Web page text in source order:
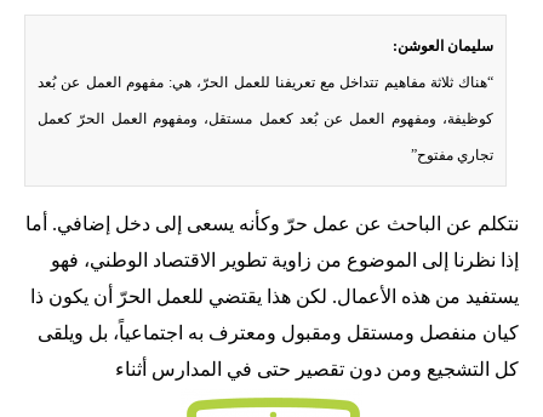
سليمان العوشن:
“هناك ثلاثة مفاهيم تتداخل مع تعريفنا للعمل الحرّ، هي: مفهوم العمل عن بُعد
كوظيفة، ومفهوم العمل عن بُعد كعمل مستقل، ومفهوم العمل الحرّ كعمل
تجاري مفتوح”
نتكلم عن الباحث عن عمل حرّ وكأنه يسعى إلى دخل إضافي. أما
إذا نظرنا إلى الموضوع من زاوية تطوير الاقتصاد الوطني، فهو
يستفيد من هذه الأعمال. لكن هذا يقتضي للعمل الحرّ أن يكون ذا
كيان منفصل ومستقل ومقبول ومعترف به اجتماعياً، بل ويلقى
كل التشجيع ومن دون تقصير حتى في المدارس أثناء